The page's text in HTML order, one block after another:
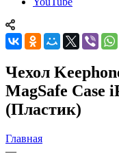
Чехол
MagSafe Case
(Пластик)
Главная
—